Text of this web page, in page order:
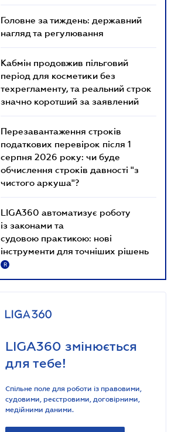
Головне за тиждень: державний
нагляд та регулювання
Кабмін продовжив пільговий
період для косметики без
техрегламенту, та реальний строк
значно коротший за заявлений
Перезавантаження строків
податкових перевірок після 1
серпня 2026 року: чи буде
обчислення строків давності "з
чистого аркуша"?
LIGA360 автоматизує роботу
із законами та
судовою практикою: нові
інструменти для точніших рішень
R
LIGA360 змінюється
для тебе!
Спільне поле для роботи із правовими,
судовими, реєстровими, договірними,
медійними даними.